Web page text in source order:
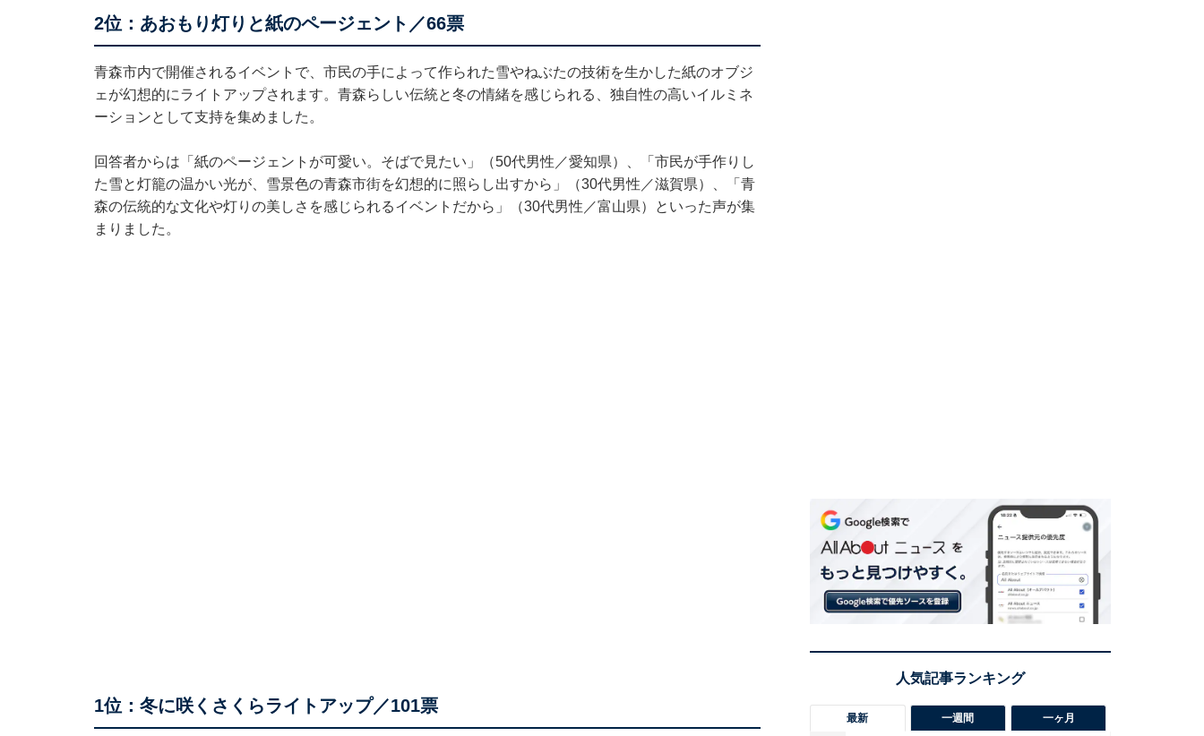
2位：あおもり灯りと紙のページェント／66票
青森市内で開催されるイベントで、市民の手によって作られた雪やねぶたの技術を生かした紙のオブジ
ェが幻想的にライトアップされます。青森らしい伝統と冬の情緒を感じられる、独自性の高いイルミネ
ーションとして支持を集めました。
回答者からは「紙のページェントが可愛い。そばで見たい」（50代男性／愛知県）、「市民が手作りし
た雪と灯籠の温かい光が、雪景色の青森市街を幻想的に照らし出すから」（30代男性／滋賀県）、「青
森の伝統的な文化や灯りの美しさを感じられるイベントだから」（30代男性／富山県）といった声が集
まりました。
1位：冬に咲くさくらライトアップ／101票
最新 一週間 一ヶ月